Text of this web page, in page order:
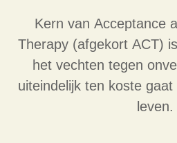
Kern van Acceptance
Therapy (afgekort ACT)
het vechten tegen
uiteindelijk ten koste gaat
leven.